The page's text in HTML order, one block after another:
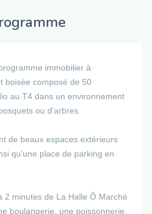
immobilier à
boisée composé de 50
au T4 dans un environnement
ou d'arbres.
de beaux espaces extérieurs
qu'une place de parking en
2 minutes de La Halle Ô Marché
boulangerie, une poissonnerie,